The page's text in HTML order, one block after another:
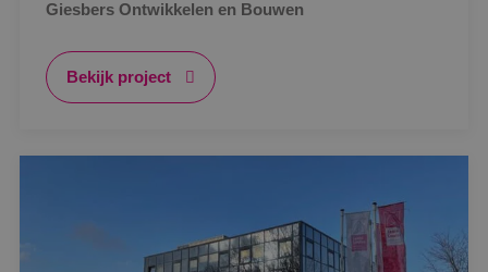
Giesbers Ontwikkelen en Bouwen
Bekijk project